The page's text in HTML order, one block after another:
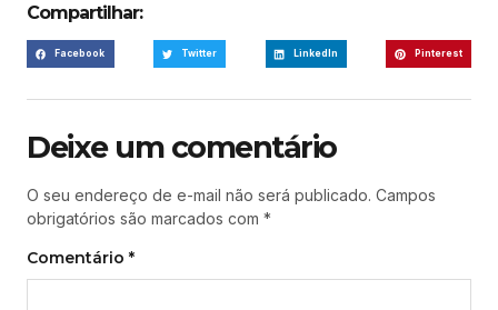
Compartilhar:
Facebook Twitter LinkedIn Pinterest
Deixe um comentário
O seu endereço de e-mail não será publicado. Campos
obrigatórios são marcados com *
Comentário *